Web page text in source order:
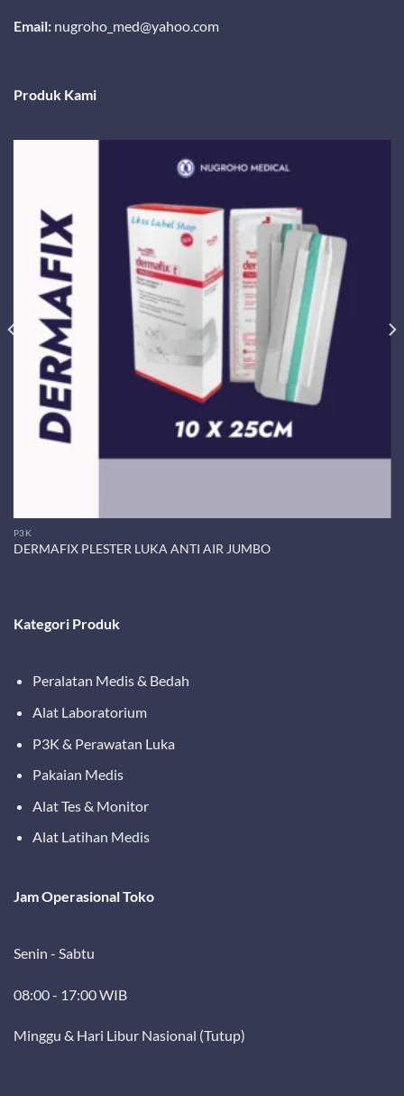
Email: nugroho_med@yahoo.com
Produk Kami
P3K
DERMAFIX PLESTER LUKA ANTI AIR JUMBO
Kategori Produk
Peralatan Medis & Bedah
Alat Laboratorium
P3K & Perawatan Luka
Pakaian Medis
Alat Tes & Monitor
Alat Latihan Medis
Jam Operasional Toko
Senin - Sabtu
08:00 - 17:00 WIB
Minggu & Hari Libur Nasional (Tutup)